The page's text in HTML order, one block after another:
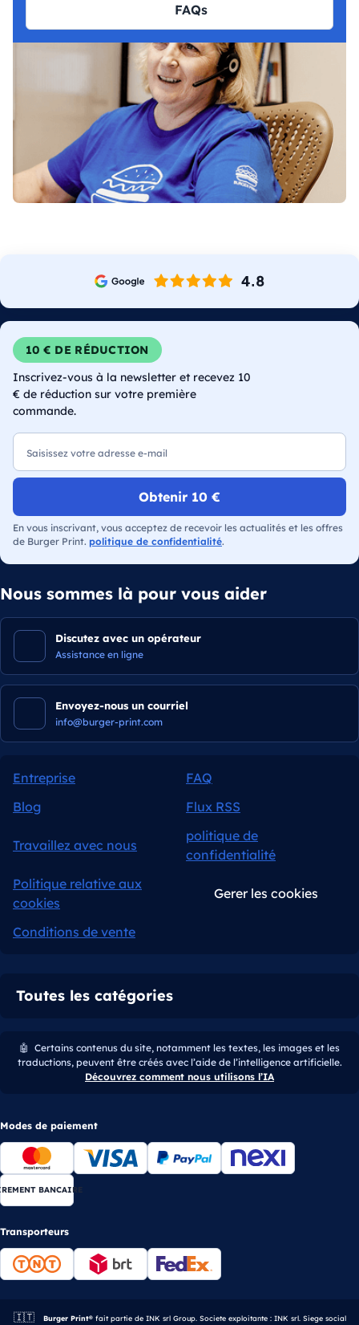
FAQs
10 € DE RÉDUCTION
Inscrivez-vous à la newsletter et recevez 10
€ de réduction sur votre première
commande.
E-mail
Obtenir 10 €
En vous inscrivant, vous acceptez de recevoir les actualités et les offres
de Burger Print. politique de confidentialité.
Nous sommes là pour vous aider
Discutez avec un opérateur
Assistance en ligne
Envoyez-nous un courriel
info@burger-print.com
Entreprise
FAQ
Blog
Flux RSS
Travaillez avec nous
politique de
confidentialité
Politique relative aux
cookies
Gerer les cookies
Conditions de vente
Toutes les catégories
🤖 Certains contenus du site, notamment les textes, les images et les
traductions, peuvent être créés avec l’aide de l’intelligence artificielle.
Découvrez comment nous utilisons l’IA
Modes de paiement
BANCAIRE
Transporteurs
🇮🇹 Entreprise italienne.
Burger Print®fait partie de INK srl Group. Societe exploitante : INK srl. Siege social